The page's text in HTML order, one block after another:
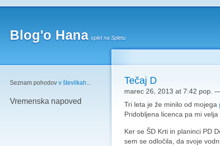
Blog'o Hana splet na Spletu
Seznam pohodov v številkah...
Vremenska napoved
Tečaj D
marec 26, 2013 at 7:42 pop.
Tri leta je že minilo od mojega
Pridobljena licenca pa mi
Ker se ŠD Krti in planinci PD
sem se odločila, da svoje